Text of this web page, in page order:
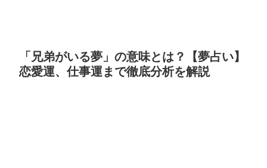
「兄弟がいる夢」の意味とは？【夢占い】
恋愛運、仕事運まで徹底分析を解説